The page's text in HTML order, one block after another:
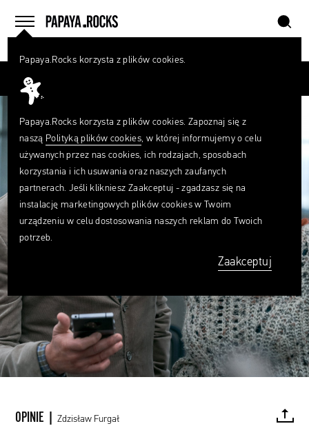
menu
home szukaj
OPINIE | Zdzisław Furgał
Papaya.Rocks korzysta z plików cookies.
Papaya.Rocks korzysta z plików cookies. Zapoznaj się z
naszą Polityką plików cookies, w której informujemy o celu
używanych przez nas cookies, ich rodzajach, sposobach
korzystania i ich usuwania oraz naszych zaufanych
partnerach. Jeśli klikniesz Zaakceptuj - zgadzasz się na
instalację marketingowych plików cookies w Twoim
urządzeniu w celu dostosowania naszych reklam do Twoich
potrzeb.
Zaakceptuj
Czego
szukasz?